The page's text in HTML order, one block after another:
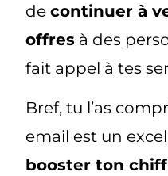
decontinuer à
offres à des
fait appel à tes
Bref, tu l’as
email est un
booster ton